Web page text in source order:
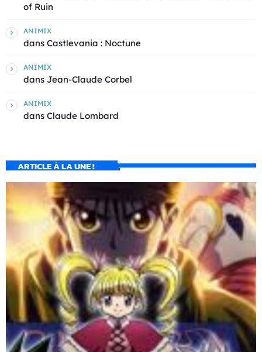
of Ruin
ANIMIX
dans Castlevania : Noctune
ANIMIX
dans Jean-Claude Corbel
ANIMIX
dans Claude Lombard
ARTICLE À LA UNE !